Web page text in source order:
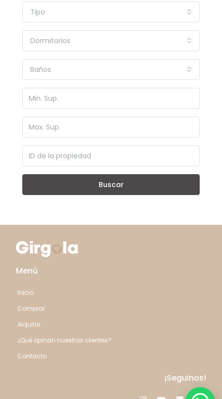
Tipo
Dormitorios
Baños
Buscar
Menú
Inicio
Comprar
Alquilar
¿Qué opinan nuestros clientes?
Contacto
¡Seguinos!